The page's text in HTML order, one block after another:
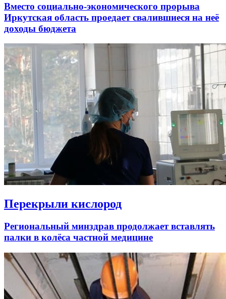
Вместо социально-экономического прорыва
Иркутская область проедает свалившиеся на неё
доходы бюджета
Перекрыли кислород
Региональный минздрав продолжает вставлять
палки в колёса частной медицине